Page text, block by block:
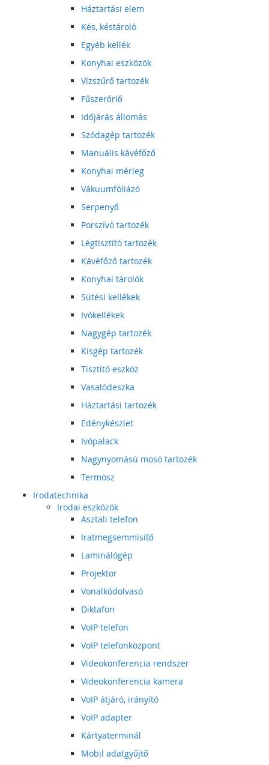
Háztartási elem
Kés, késtároló
Egyéb kellék
Konyhai eszközök
Vízszűrő tartozék
Fűszerőrlő
Időjárás állomás
Szódagép tartozék
Manuális kávéfőző
Konyhai mérleg
Vákuumfóliázó
Serpenyő
Porszívó tartozék
Légtisztító tartozék
Kávéfőző tartozék
Konyhai tárolók
Sütési kellékek
Ivókellékek
Nagygép tartozék
Kisgép tartozék
Tisztító eszköz
Vasalódeszka
Háztartási tartozék
Edénykészlet
Ivópalack
Nagynyomású mosó tartozék
Termosz
Irodatechnika
Irodai eszközök
Asztali telefon
Iratmegsemmisítő
Laminálógép
Projektor
Vonalkódolvasó
Diktafon
VoIP telefon
VoIP telefonközpont
Videokonferencia rendszer
Videokonferencia kamera
VoIP átjáró, irányító
VoIP adapter
Kártyaterminál
Mobil adatgyűjtő